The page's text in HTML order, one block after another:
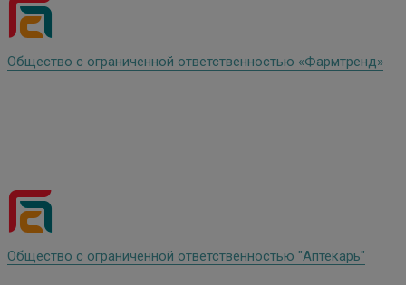
Общество с ограниченной ответственностью «Фармтренд»
Общество с ограниченной ответственностью "Аптекарь"